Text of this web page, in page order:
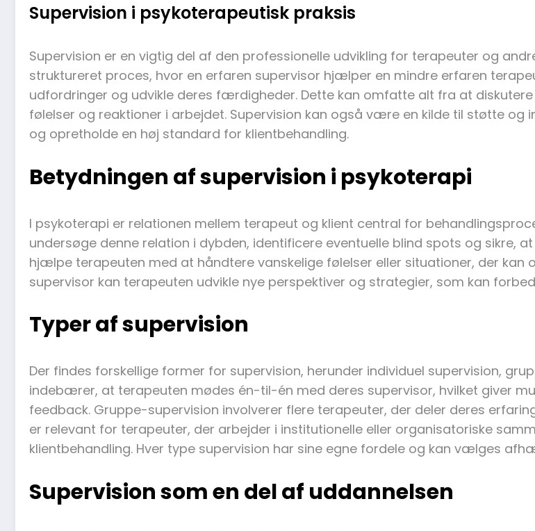
Supervision i psykoterapeutisk praksis
Supervision er en vigtig del af den professionelle udvikling for terapeuter og
struktureret proces, hvor en erfaren supervisor hjælper en mindre erfaren
udfordringer og udvikle deres færdigheder. Dette kan omfatte alt fra at
følelser og reaktioner i arbejdet. Supervision kan også være en kilde til støtte
og opretholde en høj standard for klientbehandling.
Betydningen af supervision i psykoterapi
I psykoterapi er relationen mellem terapeut og klient central for
undersøge denne relation i dybden, identificere eventuelle blind spots og sikre,
hjælpe terapeuten med at håndtere vanskelige følelser eller situationer, der
supervisor kan terapeuten udvikle nye perspektiver og strategier, som kan
Typer af supervision
Der findes forskellige former for supervision, herunder individuel supervision,
indebærer, at terapeuten mødes én-til-én med deres supervisor, hvilket giver
feedback. Gruppe-supervision involverer flere terapeuter, der deler deres
er relevant for terapeuter, der arbejder i institutionelle eller organisatoriske
klientbehandling. Hver type supervision har sine egne fordele og kan vælges
Supervision som en del af uddannelsen